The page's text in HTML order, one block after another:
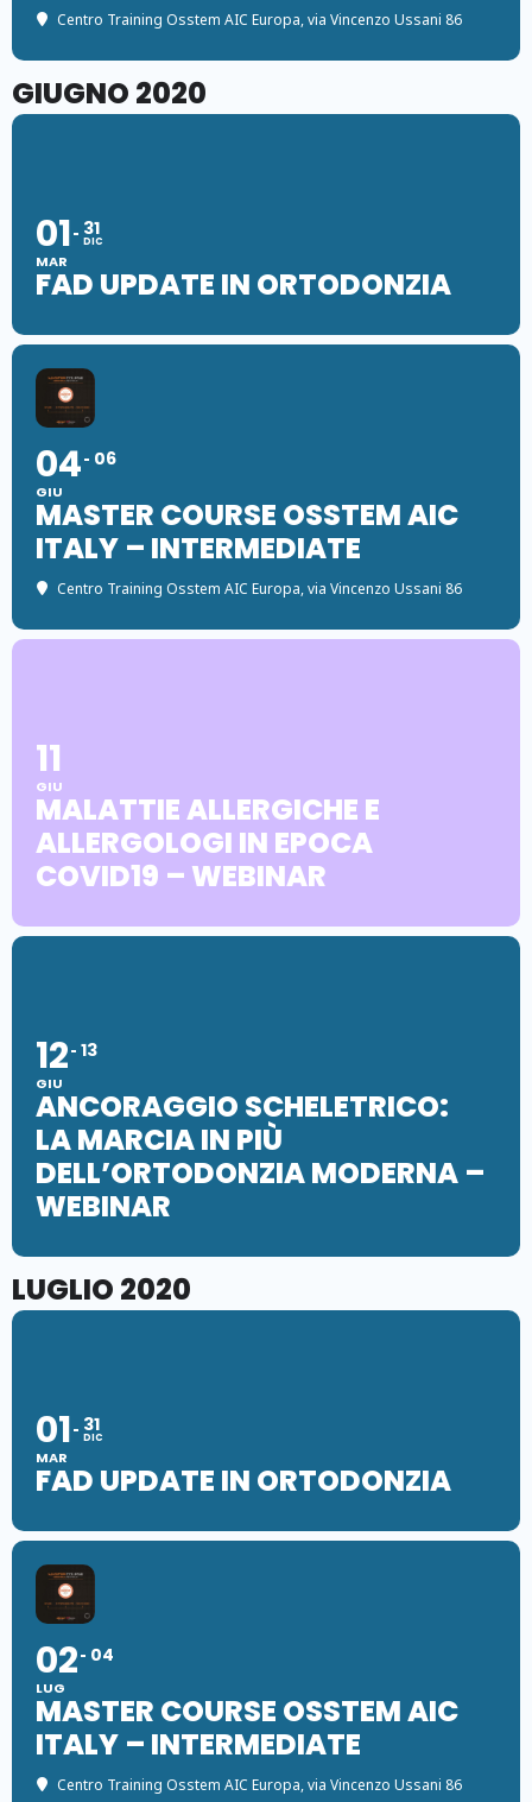
Centro Training Osstem AIC Europa, via Vincenzo Ussani 86
GIUGNO 2020
01
MAR
31
DIC
FAD UPDATE IN ORTODONZIA
04
GIU
06
MASTER COURSE OSSTEM AIC
ITALY – INTERMEDIATE
Centro Training Osstem AIC Europa, via Vincenzo Ussani 86
11
GIU
MALATTIE ALLERGICHE E
ALLERGOLOGI IN EPOCA
COVID19 – WEBINAR
12
GIU
13
ANCORAGGIO SCHELETRICO:
LA MARCIA IN PIÙ
DELL’ORTODONZIA MODERNA –
WEBINAR
LUGLIO 2020
01
MAR
31
DIC
FAD UPDATE IN ORTODONZIA
02
LUG
04
MASTER COURSE OSSTEM AIC
ITALY – INTERMEDIATE
Centro Training Osstem AIC Europa, via Vincenzo Ussani 86